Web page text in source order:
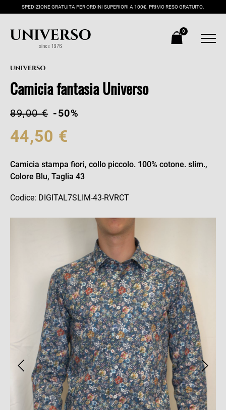
SPEDIZIONE GRATUITA PER ORDINI SUPERIORI A 100€. PRIMO RESO GRATUITO.
0
Camicia fantasia Universo
89,00 € -50%
44,50 €
Camicia stampa fiori, collo piccolo. 100% cotone. slim.,
Colore Blu, Taglia 43
Codice: DIGITAL7SLIM-43-RVRCT